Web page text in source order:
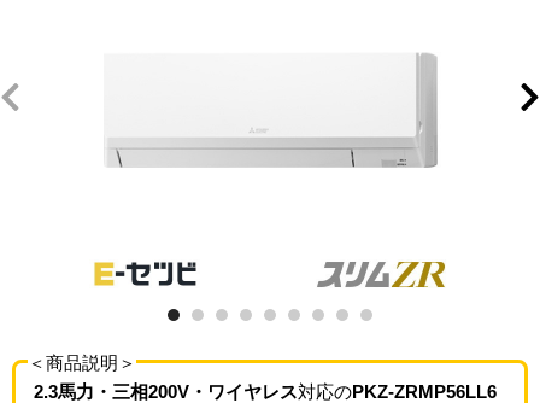
＜商品説明＞
2.3馬力・三相200V・ワイヤレス対応のPKZ-ZRMP56LL6